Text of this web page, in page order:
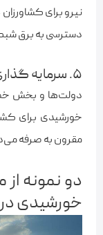
نیرو برای
دسترسی به برق
۵. سرمایه گذاری بیشتر دولت و بخش خصوصی
دولت‌ها و بخش
خورشیدی برای
مقرون به صرفه
دو نمونه از
خورشیدی